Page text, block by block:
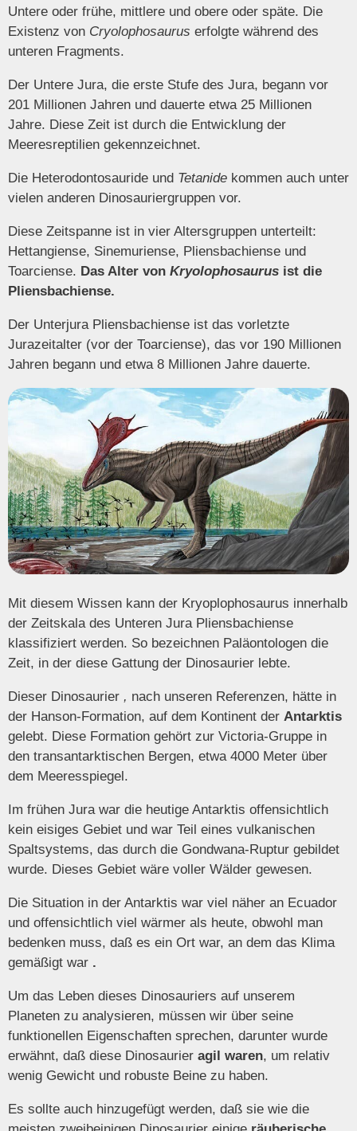
Untere oder frühe, mittlere und obere oder späte. Die
Existenz von Cryolophosaurus erfolgte während des
unteren Fragments.
Der Untere Jura, die erste Stufe des Jura, begann vor
201 Millionen Jahren und dauerte etwa 25 Millionen
Jahre. Diese Zeit ist durch die Entwicklung der
Meeresreptilien gekennzeichnet.
Die Heterodontosauride und Tetanide kommen auch unter
vielen anderen Dinosauriergruppen vor.
Diese Zeitspanne ist in vier Altersgruppen unterteilt:
Hettangiense, Sinemuriense, Pliensbachiense und
Toarciense. Das Alter von Kryolophosaurus ist die
Pliensbachiense.
Der Unterjura Pliensbachiense ist das vorletzte
Jurazeitalter (vor der Toarciense), das vor 190 Millionen
Jahren begann und etwa 8 Millionen Jahre dauerte.
Mit diesem Wissen kann der Kryoplophosaurus innerhalb
der Zeitskala des Unteren Jura Pliensbachiense
klassifiziert werden. So bezeichnen Paläontologen die
Zeit, in der diese Gattung der Dinosaurier lebte.
Dieser Dinosaurier , nach unseren Referenzen, hätte in
der Hanson-Formation, auf dem Kontinent der Antarktis
gelebt. Diese Formation gehört zur Victoria-Gruppe in
den transantarktischen Bergen, etwa 4000 Meter über
dem Meeresspiegel.
Im frühen Jura war die heutige Antarktis offensichtlich
kein eisiges Gebiet und war Teil eines vulkanischen
Spaltsystems, das durch die Gondwana-Ruptur gebildet
wurde. Dieses Gebiet wäre voller Wälder gewesen.
Die Situation in der Antarktis war viel näher an Ecuador
und offensichtlich viel wärmer als heute, obwohl man
bedenken muss, daß es ein Ort war, an dem das Klima
gemäßigt war .
Um das Leben dieses Dinosauriers auf unserem
Planeten zu analysieren, müssen wir über seine
funktionellen Eigenschaften sprechen, darunter wurde
erwähnt, daß diese Dinosaurier agil waren, um relativ
wenig Gewicht und robuste Beine zu haben.
Es sollte auch hinzugefügt werden, daß sie wie die